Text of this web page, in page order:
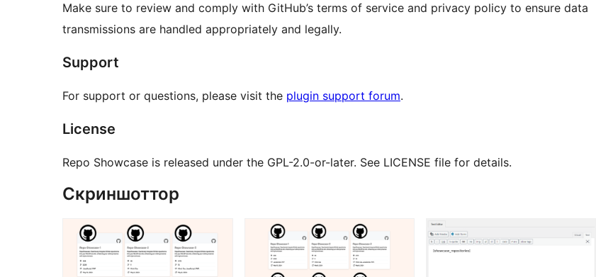
Make sure to review and comply with GitHub’s terms of service and privacy policy to ensure data
transmissions are handled appropriately and legally.
Support
For support or questions, please visit the plugin support forum.
License
Repo Showcase is released under the GPL-2.0-or-later. See LICENSE file for details.
Скриншоттор